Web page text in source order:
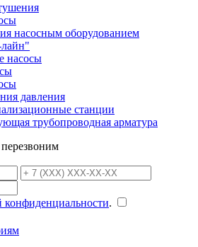
насосным оборудованием
насосы
давления
станции
трубопроводная арматура
конфиденциальности.